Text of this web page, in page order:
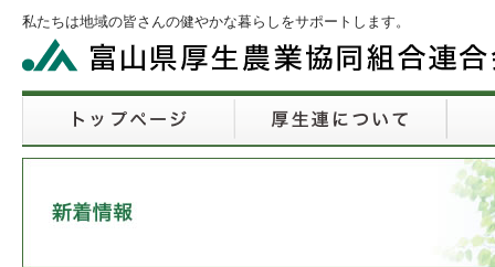
私たちは地域の皆さんの健やかな暮らしをサポートします。